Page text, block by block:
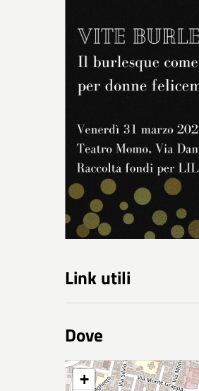
Link utili
Dove
+